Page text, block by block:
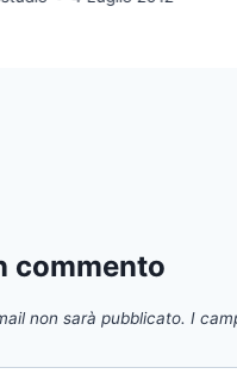
commento
non sarà pubblicato. I